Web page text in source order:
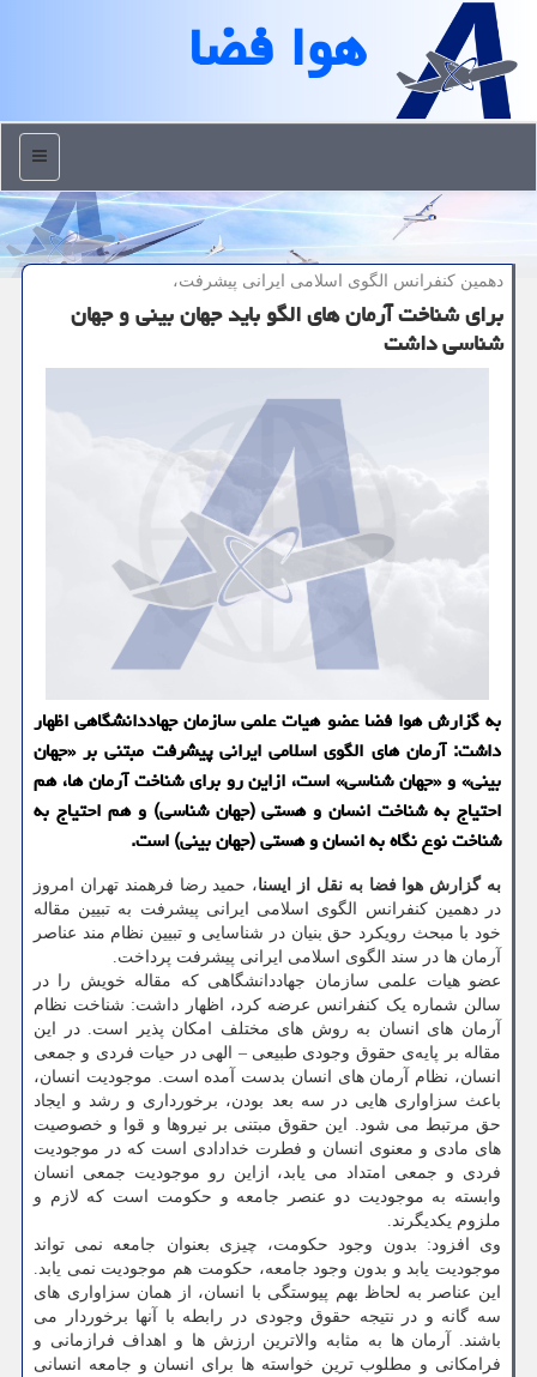
هوا فضا
منو
دهمین كنفرانس الگوی اسلامی ایرانی پیشرفت،
برای شناخت آرمان های الگو باید جهان بینی و جهان
شناسی داشت
به گزارش هوا فضا عضو هیات علمی سازمان جهاددانشگاهی اظهار
داشت: آرمان های الگوی اسلامی ایرانی پیشرفت مبتنی بر «جهان
بینی» و «جهان شناسی» است، ازاین رو برای شناخت آرمان ها، هم
احتیاج به شناخت انسان و هستی (جهان شناسی) و هم احتیاج به
شناخت نوع نگاه به انسان و هستی (جهان بینی) است.
به گزارش هوا فضا به نقل از ایسنا، حمید رضا فرهمند تهران امروز
در دهمین کنفرانس الگوی اسلامی ایرانی پیشرفت به تبیین مقاله
خود با مبحث رویکرد حق بنیان در شناسایی و تبیین نظام مند عناصر
آرمان ها در سند الگوی اسلامی ایرانی پیشرفت پرداخت.
عضو هیات علمی سازمان جهاددانشگاهی که مقاله خویش را در
سالن شماره یک کنفرانس عرضه کرد، اظهار داشت: شناخت نظام
آرمان های انسان به روش های مختلف امکان پذیر است. در این
مقاله بر پایه‌ی حقوق وجودی طبیعی – الهی در حیات فردی و جمعی
انسان، نظام آرمان های انسان بدست آمده است. موجودیت انسان،
باعث سزاواری هایی در سه بعد بودن، برخورداری و رشد و ایجاد
حق مرتبط می شود. این حقوق مبتنی بر نیروها و قوا و خصوصیت
های مادی و معنوی انسان و فطرت خدادادی است که در موجودیت
فردی و جمعی امتداد می یابد، ازاین رو موجودیت جمعی انسان
وابسته به موجودیت دو عنصر جامعه و حکومت است که لازم و
ملزوم یکدیگرند.
وی افزود: بدون وجود حکومت، چیزی بعنوان جامعه نمی تواند
موجودیت یابد و بدون وجود جامعه، حکومت هم موجودیت نمی یابد.
این عناصر به لحاظ بهم پیوستگی با انسان، از همان سزاواری های
سه گانه و در نتیجه حقوق وجودی در رابطه با آنها برخوردار می
باشند. آرمان ها به مثابه والاترین ارزش ها و اهداف فرازمانی و
فرامکانی و مطلوب ترین خواسته ها برای انسان و جامعه انسانی